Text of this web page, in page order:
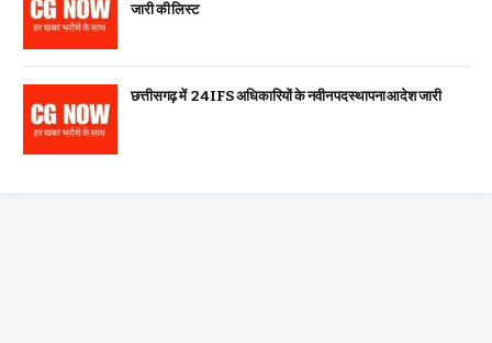
जारी की लिस्ट
छत्तीसगढ़ में 24 IFS अधिकारियों के नवीन पदस्थापना आदेश जारी